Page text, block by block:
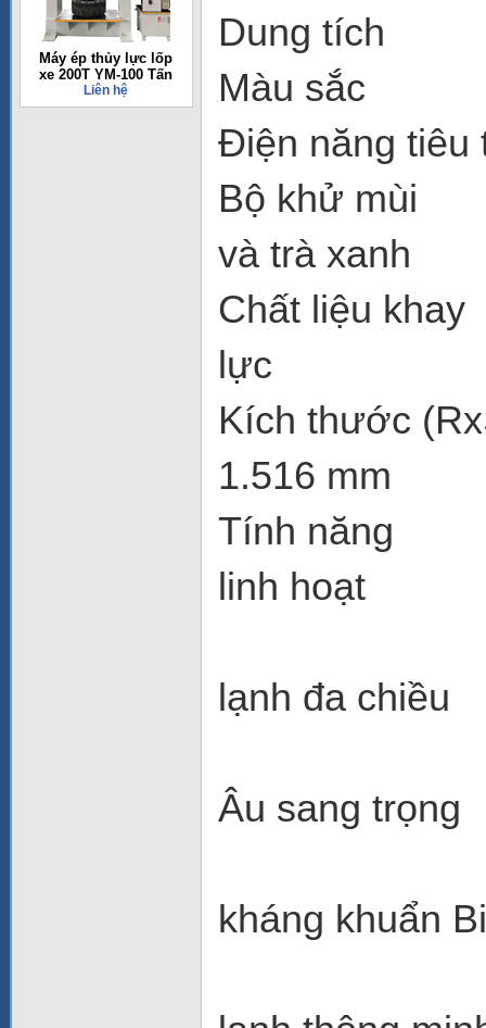
Máy ép thủy lực lốp
xe 200T YM-100 Tấn
Liên hệ
Dung
Màu
Điện
Bộ khử
và trà xanh
Chất
lực
Kích
1.516 mm
Tính
linh hoạt
lạnh đa chiều
Âu sang trọng
kháng khuẩn